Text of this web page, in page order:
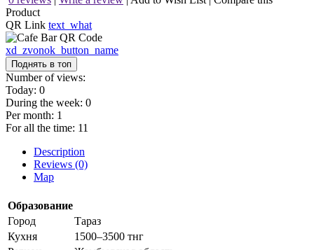
Product
QR Link text_what
xd_zvonok_button_name
Поднять в топ
Number of views:
Today: 0
During the week: 0
Per month: 1
For all the time: 11
Description
Reviews (0)
Map
Образование
Город
Тараз
Кухня
1500–3500 тнг